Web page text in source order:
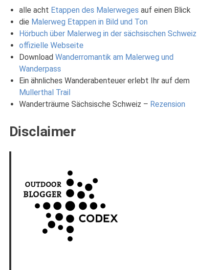
alle acht Etappen des Malerweges auf einen Blick
die Malerweg Etappen in Bild und Ton
Hörbuch über Malerweg in der sächsischen Schweiz
offizielle Webseite
DownloadWanderromantik am Malerweg und
Wanderpass
Ein ähnliches Wanderabenteuer erlebt Ihr auf dem
Mullerthal Trail
Wanderträume Sächsische Schweiz – Rezension
Disclaimer